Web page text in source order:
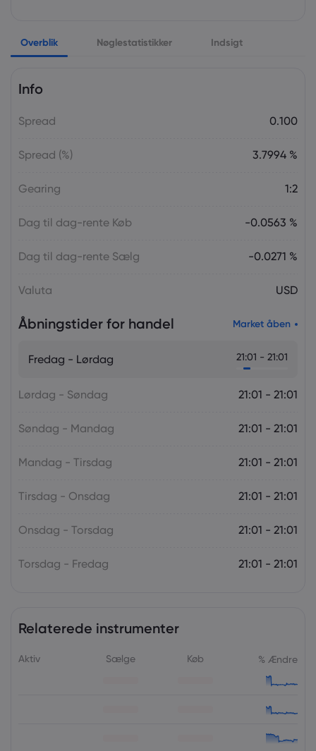
Overblik Nøglestatistikker Indsigt
Info
Spread 0.100
Spread (%) 3.7994 %
Gearing 1:2
Dag til dag-rente Køb -0.0563 %
Dag til dag-rente Sælg -0.0271 %
Valuta USD
Åbningstider for handel Market åben
Fredag - Lørdag 21:01 - 21:01
Lørdag - Søndag 21:01 - 21:01
Søndag - Mandag 21:01 - 21:01
Mandag - Tirsdag 21:01 - 21:01
Tirsdag - Onsdag 21:01 - 21:01
Onsdag - Torsdag 21:01 - 21:01
Torsdag - Fredag 21:01 - 21:01
Relaterede instrumenter
Aktiv Sælge Køb % Ændre